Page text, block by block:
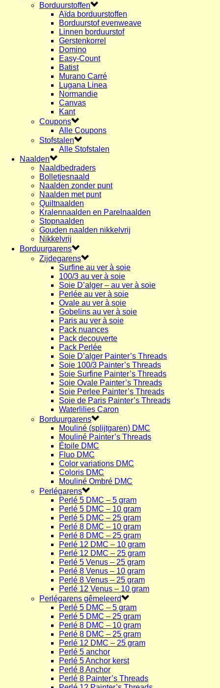
Borduurstoffen
Aïda borduurstoffen
Borduurstof evenweave
Linnen borduurstof
Gerstenkorrel
Domino
Easy-Count
Batist
Murano Carré
Lugana Linea
Normandie
Canvas
Kant
Coupons
Alle Coupons
Stofstalen
Alle Stofstalen
Naalden
Naaldbedraders
Bolletjesnaald
Naalden zonder punt
Naalden met punt
Quiltnaalden
Kralennaalden en Parelnaalden
Stopnaalden
Gouden naalden nikkelvrij
Nikkelvrij
Borduurgarens
Zijdegarens
Surfine au ver à soie
100/3 au ver à soie
Soie D’alger – au ver à soie
Perlée au ver à soie
Ovale au ver à soie
Gobelins au ver à soie
Paris au ver à soie
Pack nuances
Pack decouverte
Pack Perlée
Soie D’alger Painter’s Threads
Soie 100/3 Painter’s Threads
Soie Surfine Painter’s Threads
Soie Ovale Painter’s Threads
Soie Perlee Painter’s Threads
Soie de Paris Painter’s Threads
Waterlilies Caron
Borduurgarens
Mouliné (splijtgaren) DMC
Mouliné Painter’s Threads
Étoile DMC
Fluo DMC
Color variations DMC
Coloris DMC
Mouliné Ombré DMC
Perlégarens
Perlé 5 DMC – 5 gram
Perlé 5 DMC – 10 gram
Perlé 5 DMC – 25 gram
Perlé 8 DMC – 10 gram
Perlé 8 DMC – 25 gram
Perlé 12 DMC – 10 gram
Perlé 12 DMC – 25 gram
Perlé 5 Venus – 25 gram
Perlé 8 Venus – 10 gram
Perlé 8 Venus – 25 gram
Perlé 12 Venus – 10 gram
Perlégarens gêmeleerd
Perlé 5 DMC – 5 gram
Perlé 5 DMC – 25 gram
Perlé 8 DMC – 10 gram
Perlé 8 DMC – 25 gram
Perlé 12 DMC – 25 gram
Perlé 5 anchor
Perlé 5 Anchor kerst
Perlé 8 Anchor
Perlé 8 Painter’s Threads